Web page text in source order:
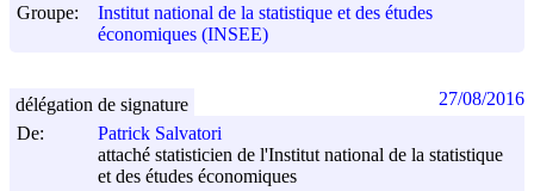
Groupe:
Institut national de la statistique et des études
économiques (INSEE)
De:
Patrick Salvatori
attaché statisticien de l'Institut national de la statistique
et des études économiques
délégation de signature 27/08/2016